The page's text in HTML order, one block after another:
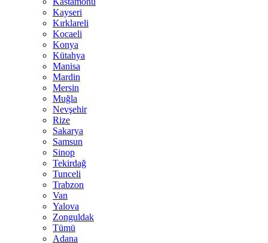
Kayseri
Kırklareli
Kocaeli
Konya
Kütahya
Manisa
Mardin
Mersin
Muğla
Nevşehir
Rize
Sakarya
Samsun
Sinop
Tekirdağ
Tunceli
Trabzon
Van
Yalova
Zonguldak
Tümü
Adana